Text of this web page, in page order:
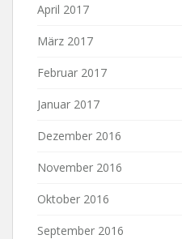
April 2017
März 2017
Februar 2017
Januar 2017
Dezember 2016
November 2016
Oktober 2016
September 2016